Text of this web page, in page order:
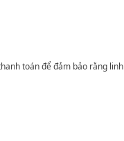
toán để đảm bảo rằng linh